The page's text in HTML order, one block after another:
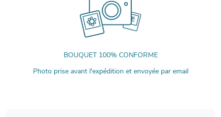
BOUQUET 100% CONFORME
Photo prise avant l'expédition et envoyée par email